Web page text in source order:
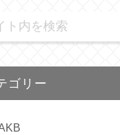
ゴリー